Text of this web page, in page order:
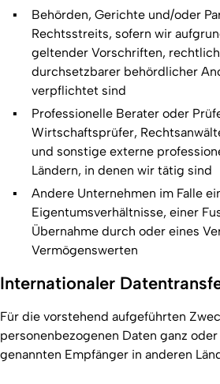
Behörden, Gerichte und/oder
Rechtsstreits, sofern wir
geltender Vorschriften,
durchsetzbarer behördlicher
verpflichtet sind
Professionelle Berater oder
Wirtschaftsprüfer,
und sonstige externe
Ländern, in denen wir tätig sind
Andere Unternehmen im Falle
Eigentumsverhältnisse, einer
Übernahme durch oder eines
Vermögenswerten
Internationaler
Für die vorstehend aufgeführten
personenbezogenen Daten ganz
genannten Empfänger in anderen